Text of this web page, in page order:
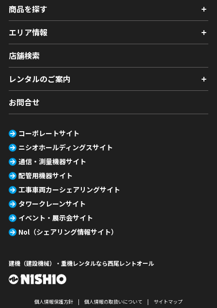
商品を探す
エリア情報
店舗検索
レンタルのご案内
お問合せ
コーポレートサイト
ニシオホールディングスサイト
通信・測量機器サイト
配管用機器サイト
工事車両カーシェアリングサイト
タワークレーンサイト
イベント・展示会サイト
Nol（シェアリング情報サイト）
建機（建設機械）・重機レンタルなら西尾レントオール
個人情報保護方針 個人情報の取扱いについて サイトマップ